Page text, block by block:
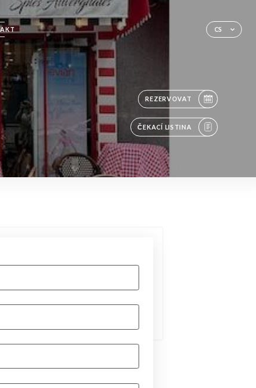
CS
REZERVOVAT
ČEKACÍ LISTINA